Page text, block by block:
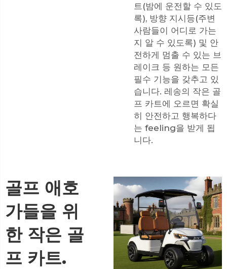
트(밤에 운전할 수 있도
록), 방향 지시등(주변
사람들이 어디로 가는
지 알 수 있도록) 및 안
전하게 멈출 수 있는 브
레이크 등 원하는 모든
필수 기능을 갖추고 있
습니다. 레송의 작은 골
프 카트에 오르면 확실
히 안전하고 행복하다
는 feeling을 받게 됩
니다.
골프 애호
가들을 위
한 작은 골
프 카트.